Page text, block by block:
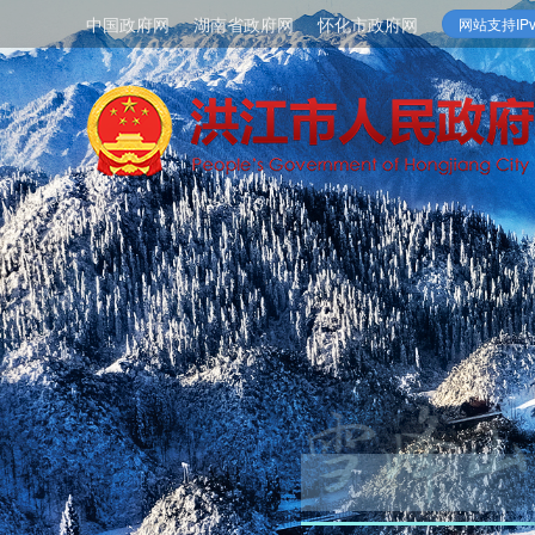
中国政府网 湖南省政府网 怀化市政府网 网站支持